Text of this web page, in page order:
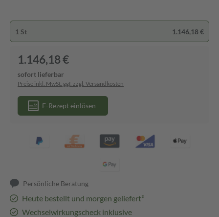
1 St 1.146,18 €
1.146,18 €
sofort lieferbar
Preise inkl. MwSt. ggf. zzgl. Versandkosten
E-Rezept einlösen
Persönliche Beratung
Heute bestellt und morgen geliefert³
Wechselwirkungscheck inklusive